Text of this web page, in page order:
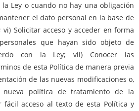
Ley o cuando no hay una obligación
el dato personal en la base de
vi) Solicitar acceso y acceder en forma
que hayan sido objeto de
con la Ley; vii) Conocer las
de esta Política de manera previa
de las nuevas modificaciones o,
política de tratamiento de la
fácil acceso al texto de esta Política y